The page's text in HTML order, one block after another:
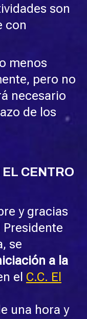
son
con
menos
pero no
necesario
de los
CENTRO
y gracias
se
a la
el C.C. El
una hora y